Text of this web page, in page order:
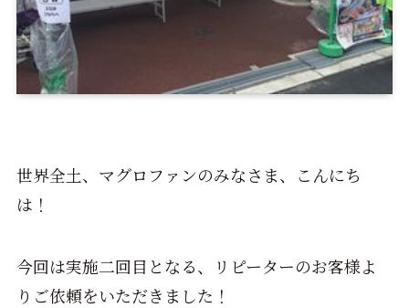
世界全土、マグロファンのみなさま、こんにち
は！
今回は実施二回目となる、リピーターのお客様よ
りご依頼をいただきました！